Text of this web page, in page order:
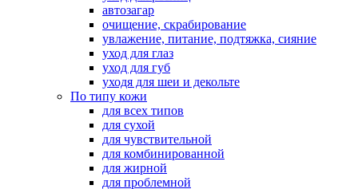
автозагар
очищение, скрабирование
увлажение, питание, подтяжка, сияние
уход для глаз
уход для губ
уходя для шеи и декольте
По типу кожи
для всех типов
для сухой
для чувствительной
для комбинированной
для жирной
для проблемной